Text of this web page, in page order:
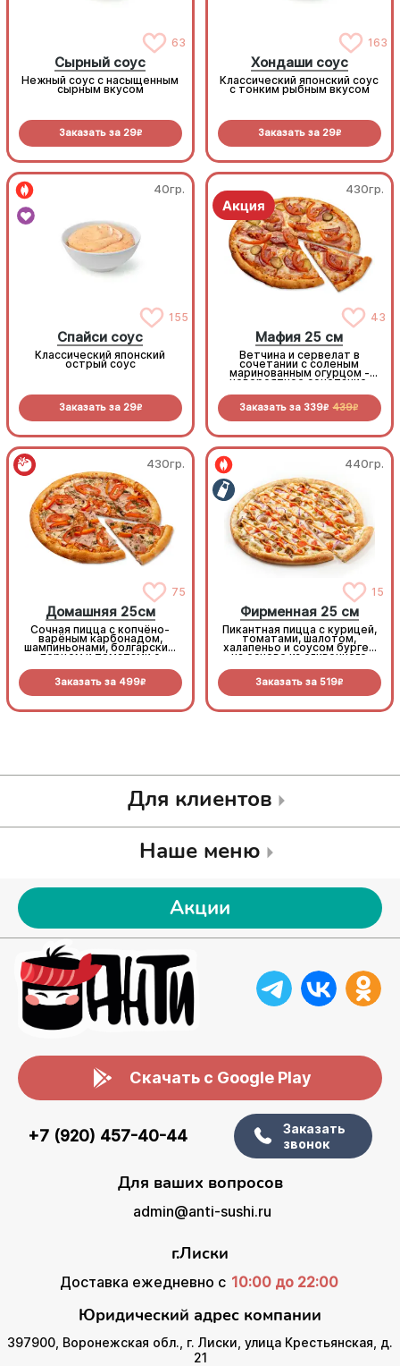
63
Сырный соус
Нежный соус с насыщенным
сырным вкусом
Заказать за 29R
163
Хондаши соус
Классический японский соус
с тонким рыбным вкусом
Заказать за 29R
40гр.
155
Спайси соус
Классический японский
острый соус
Заказать за 29R
430гр.
43
Мафия 25 см
Ветчина и сервелат в
сочетании с соленым
маринованным огурцом -
невероятное сочетание,
попробовать!
Заказать за 339R 439R
430гр.
75
Домашняя 25см
Сочная пицца с копчёно-
варёным карбонадом,
шампиньонами, болгарским
перцем и томатами с
Заказать за 499R
440гр.
15
Фирменная 25 см
Пикантная пицца с курицей,
томатами, шалотом,
халапеньо и соусом бургер
на основе из сливочного
Заказать за 519R
Для клиентов
Наше меню
Акции
Скачать с Google Play
+7 (920) 457-40-44
Заказать
звонок
Для ваших вопросов
admin@anti-sushi.ru
г.Лиски
Доставка ежедневно с 10:00 до 22:00
Юридический адрес компании
397900, Воронежская обл., г. Лиски, улица Крестьянская, д.
21